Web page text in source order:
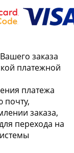
заказа
платежной
платежа
почту,
заказа,
перехода на